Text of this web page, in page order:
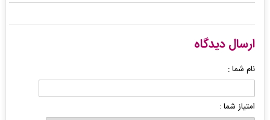
ارسال دیدگاه
نام شما :
امتیاز شما :